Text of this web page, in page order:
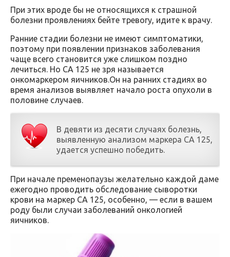
При этих вроде бы не относящихся к страшной
болезни проявлениях бейте тревогу, идите к врачу.
Ранние стадии болезни не имеют симптоматики,
поэтому при появлении признаков заболевания
чаще всего становится уже слишком поздно
лечиться. Но СА 125 не зря называется
онкомаркером яичников.Он на ранних стадиях во
время анализов выявляет начало роста опухоли в
половине случаев.
В девяти из десяти случаях болезнь,
выявленную анализом маркера СА 125,
удается успешно победить.
При начале пременопаузы желательно каждой даме
ежегодно проводить обследование сыворотки
крови на маркер СА 125, особенно, — если в вашем
роду были случаи заболеваний онкологией
яичников.